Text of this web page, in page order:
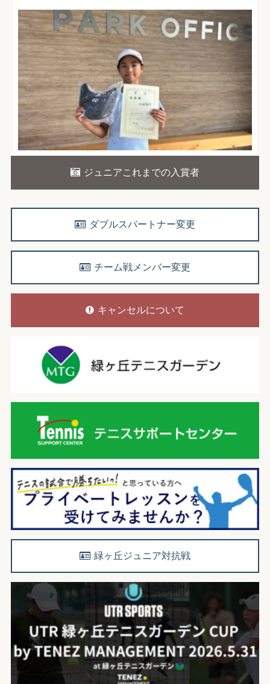
ジュニアこれまでの入賞者
ダブルスパートナー変更
チーム戦メンバー変更
キャンセルについて
緑ヶ丘ジュニア対抗戦